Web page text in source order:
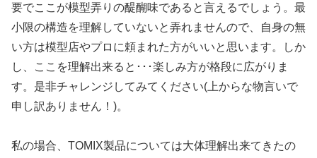
要でここが模型弄りの醍醐味であると言えるでしょう。最
小限の構造を理解していないと弄れませんので、自身の無
い方は模型店やプロに頼まれた方がいいと思います。しか
し、ここを理解出来ると･･･楽しみ方が格段に広がりま
す。是非チャレンジしてみてください(上からな物言いで
申し訳ありません！)。
私の場合、TOMIX製品については大体理解出来てきたの